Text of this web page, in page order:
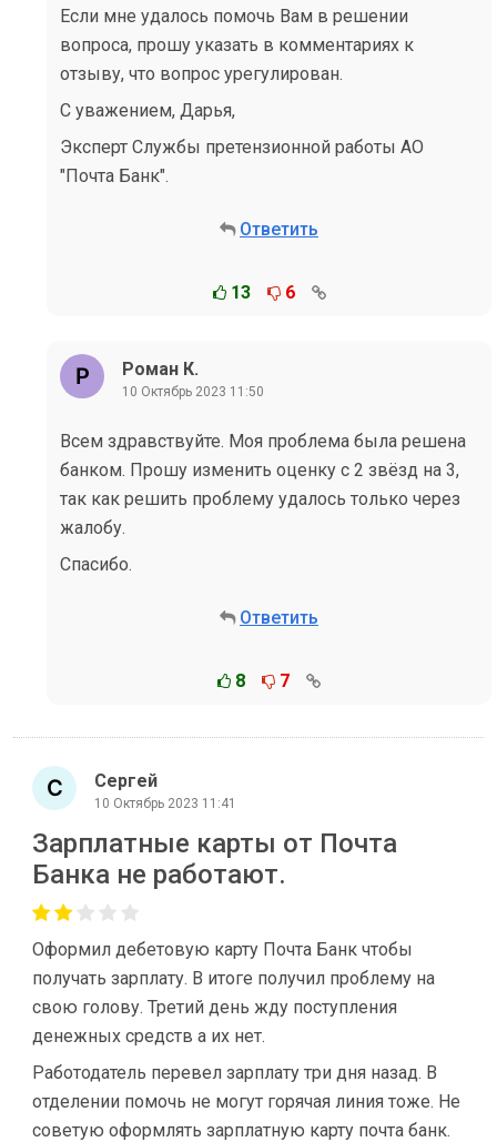
Если мне удалось помочь Вам в решении
вопроса, прошу указать в комментариях к
отзыву, что вопрос урегулирован.
С уважением, Дарья,
Эксперт Службы претензионной работы АО
"Почта Банк".
Ответить
13 6
Роман К.
10 Октябрь 2023 11:50
Всем здравствуйте. Моя проблема была решена
банком. Прошу изменить оценку с 2 звёзд на 3,
так как решить проблему удалось только через
жалобу.
Спасибо.
Ответить
8 7
Сергей
10 Октябрь 2023 11:41
Зарплатные карты от Почта
Банка не работают.
Оформил дебетовую карту Почта Банк чтобы
получать зарплату. В итоге получил проблему на
свою голову. Третий день жду поступления
денежных средств а их нет.
Работодатель перевел зарплату три дня назад. В
отделении помочь не могут горячая линия тоже. Не
советую оформлять зарплатную карту почта банк.